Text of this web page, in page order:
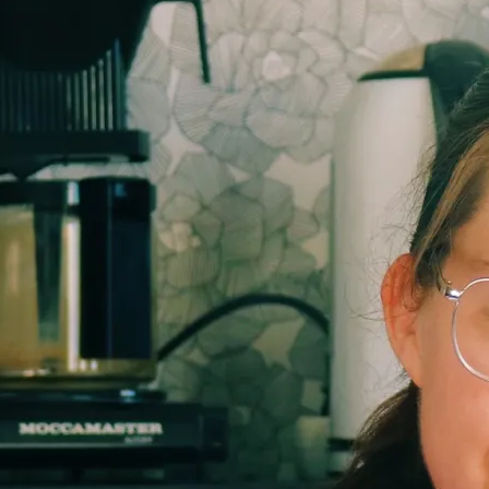
Filmatiseringar Framsidor
Historia Illustrerat
Kvinnors liv
Kärlek
Mord Nobelpriset
Nyutkommet Personligt Poesi
& samhälle Prisbelönt
Relationer Sorg
Storbritannien Summeringar
Ungdomsböcker
USA Utläst Vill läsa